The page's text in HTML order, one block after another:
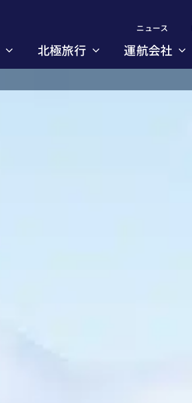
ニュース
北極旅行 運航会社
ニュース
北極旅行 運航会社